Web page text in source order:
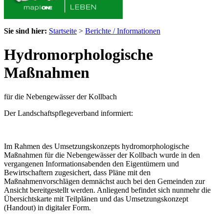
Sie sind hier: Startseite > Berichte / Informationen
Hydromorphologische
Maßnahmen
für die Nebengewässer der Kollbach
Der Landschaftspflegeverband informiert:
Im Rahmen des Umsetzungskonzepts hydromorphologische
Maßnahmen für die Nebengewässer der Kollbach wurde in den
vergangenen Informationsabenden den Eigentümern und
Bewirtschaftern zugesichert, dass Pläne mit den
Maßnahmenvorschlägen demnächst auch bei den Gemeinden zur
Ansicht bereitgestellt werden. Anliegend befindet sich nunmehr die
Übersichtskarte mit Teilplänen und das Umsetzungskonzept
(Handout) in digitaler Form.